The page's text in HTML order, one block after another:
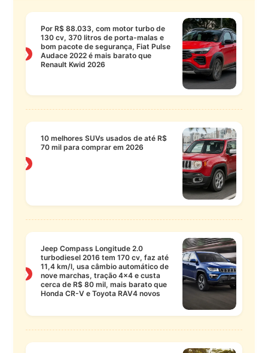
❯
Por R$ 88.033, com motor turbo de
130 cv, 370 litros de porta-malas e
bom pacote de segurança, Fiat Pulse
Audace 2022 é mais barato que
Renault Kwid 2026
❯
10 melhores SUVs usados de até R$
70 mil para comprar em 2026
❯
Jeep Compass Longitude 2.0
turbodiesel 2016 tem 170 cv, faz até
11,4 km/l, usa câmbio automático de
nove marchas, tração 4×4 e custa
cerca de R$ 80 mil, mais barato que
Honda CR-V e Toyota RAV4 novos